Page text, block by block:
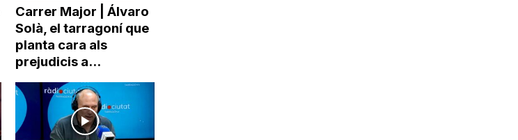
Carrer Major | Álvaro
Solà, el tarragoní que
planta cara als
prejudicis a...